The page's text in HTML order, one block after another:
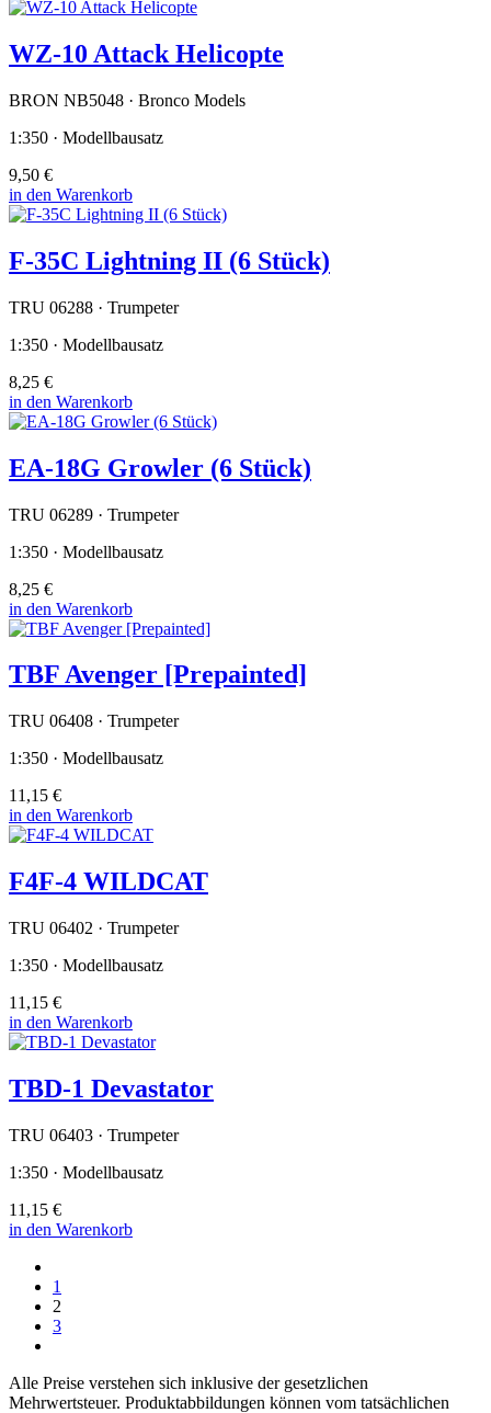
WZ-10 Attack Helicopte
BRON NB5048 · Bronco Models
1:350 · Modellbausatz
9,50 €
in den Warenkorb
F-35C Lightning II (6 Stück)
TRU 06288 · Trumpeter
1:350 · Modellbausatz
8,25 €
in den Warenkorb
EA-18G Growler (6 Stück)
TRU 06289 · Trumpeter
1:350 · Modellbausatz
8,25 €
in den Warenkorb
TBF Avenger [Prepainted]
TRU 06408 · Trumpeter
1:350 · Modellbausatz
11,15 €
in den Warenkorb
F4F-4 WILDCAT
TRU 06402 · Trumpeter
1:350 · Modellbausatz
11,15 €
in den Warenkorb
TBD-1 Devastator
TRU 06403 · Trumpeter
1:350 · Modellbausatz
11,15 €
in den Warenkorb
1
2
3
Alle Preise verstehen sich inklusive der gesetzlichen
Mehrwertsteuer. Produktabbildungen können vom tatsächlichen